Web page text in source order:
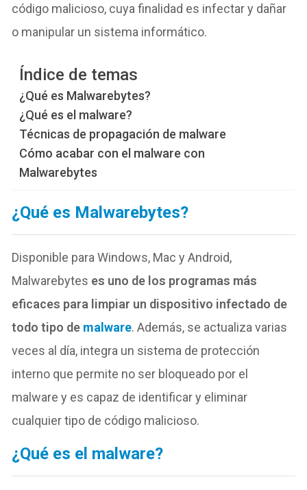
código malicioso, cuya finalidad es infectar y dañar
o manipular un sistema informático.
Índice de temas
¿Qué es Malwarebytes?
¿Qué es el malware?
Técnicas de propagación de malware
Cómo acabar con el malware con
Malwarebytes
¿Qué es Malwarebytes?
Disponible para Windows, Mac y Android,
Malwarebytes es uno de los programas más
eficaces para limpiar un dispositivo infectado de
todo tipo de malware. Además, se actualiza varias
veces al día, integra un sistema de protección
interno que permite no ser bloqueado por el
malware y es capaz de identificar y eliminar
cualquier tipo de código malicioso.
¿Qué es el malware?